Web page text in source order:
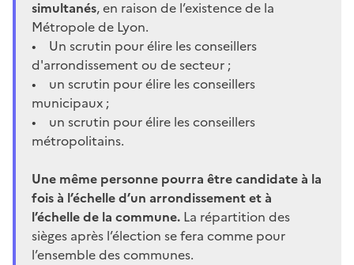
simultanés, en raison de l’existence de la
Métropole de Lyon.
• Un scrutin pour élire les conseillers
d'arrondissement ou de secteur ;
• un scrutin pour élire les conseillers
municipaux ;
• un scrutin pour élire les conseillers
métropolitains.
Une même personne pourra être candidate à la
fois à l’échelle d’un arrondissement et à
l’échelle de la commune. La répartition des
sièges après l’élection se fera comme pour
l’ensemble des communes.